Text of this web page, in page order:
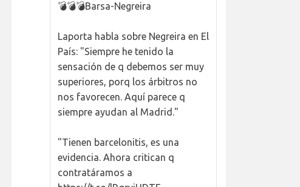
💣💣💣Barsa-Negreira
Laporta habla sobre Negreira en El
País: "Siempre he tenido la
sensación de q debemos ser muy
superiores, porq los árbitros no
nos favorecen. Aquí parece q
siempre ayudan al Madrid."
"Tienen barcelonitis, es una
evidencia. Ahora critican q
contratáramos a